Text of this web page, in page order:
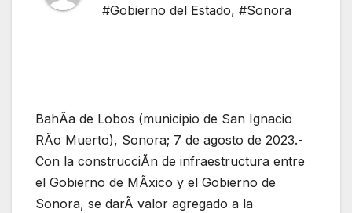
#Gobierno del Estado, #Sonora
BahÃa de Lobos (municipio de San Ignacio
RÃo Muerto), Sonora; 7 de agosto de 2023.-
Con la construcciÃn de infraestructura entre
el Gobierno de MÃxico y el Gobierno de
Sonora, se darÃ valor agregado a la